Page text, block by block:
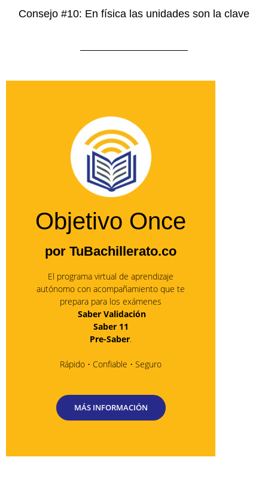
Consejo #10: En física las unidades son la clave
Objetivo Once
por TuBachillerato.co
El programa virtual de aprendizaje
autónomo con acompañamiento que te
prepara para los exámenes
Saber Validación
Saber 11
Pre-Saber.
Rápido • Confiable • Seguro
MÁS INFORMACIÓN